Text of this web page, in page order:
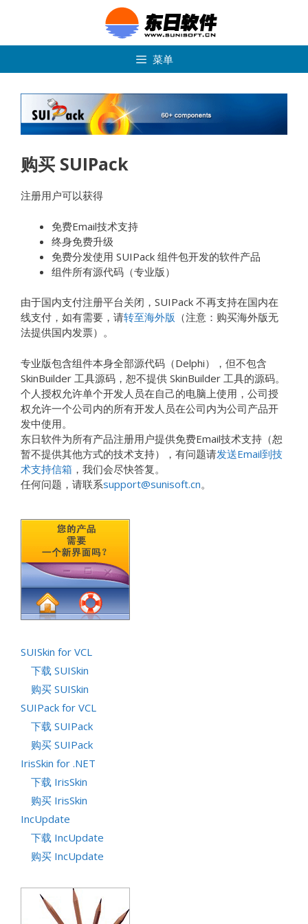
菜单
购买 SUIPack
注册用户可以获得
免费Email技术支持
终身免费升级
免费分发使用 SUIPack 组件包开发的软件产品
组件所有源代码（专业版）
由于国内支付注册平台关闭，SUIPack 不再支持在国内在
线支付，如有需要，请转至海外版 （注意：购买海外版无
法提供国内发票）。
专业版包含组件本身全部源代码（Delphi），但不包含
SkinBuilder 工具源码，恕不提供 SkinBuilder 工具的源码。
个人授权允许单个开发人员在自己的电脑上使用，公司授
权允许一个公司内的所有开发人员在公司内为公司产品开
发中使用。
东日软件为所有产品注册用户提供免费Email技术支持（恕
暂不提供其他方式的技术支持），有问题请发送Email到技
术支持信箱 ，我们会尽快答复。
任何问题，请联系support@sunisoft.cn。
SUISkin for VCL
下载 SUISkin
购买 SUISkin
SUIPack for VCL
下载 SUIPack
购买 SUIPack
IrisSkin for .NET
下载 IrisSkin
购买 IrisSkin
IncUpdate
下载 IncUpdate
购买 IncUpdate